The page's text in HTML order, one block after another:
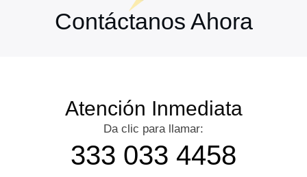
Contáctanos Ahora
Atención Inmediata
Da clic para llamar:
333 033 4458